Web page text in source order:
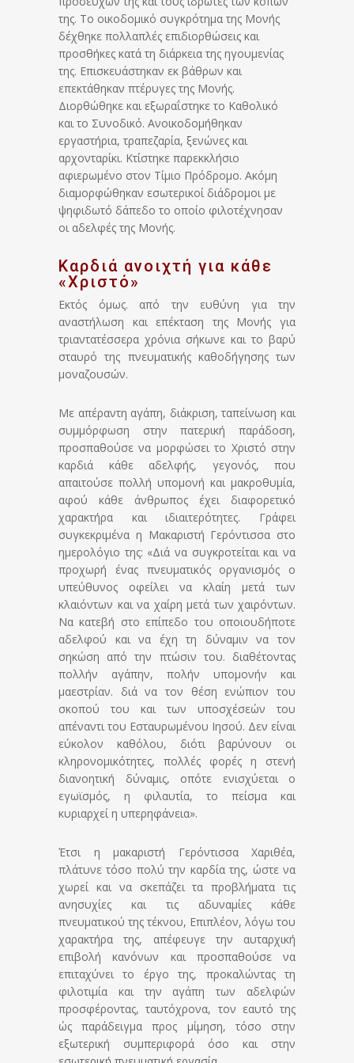
της. Το οικοδομικό συγκρότημα της Μονής
δέχθηκε πολλαπλές επιδιορθώσεις και
προσθήκες κατά τη διάρκεια της ηγουμενίας
της. Επισκευάστηκαν εκ βάθρων και
επεκτάθηκαν πτέρυγες της Μονής.
Διορθώθηκε και εξωραΐστηκε το Καθολικό
και το Συνοδικό. Ανοικοδομήθηκαν
εργαστήρια, τραπεζαρία, ξενώνες και
αρχονταρίκι. Κτίστηκε παρεκκλήσιο
αφιερωμένο στον Τίμιο Πρόδρομο. Ακόμη
διαμορφώθηκαν εσωτερικοί διάδρομοι με
ψηφιδωτό δάπεδο το οποίο φιλοτέχνησαν
οι αδελφές της Μονής.
Καρδιά ανοιχτή για κάθε
«Χριστό»
Εκτός όμως. από την ευθύνη για την
αναστήλωση και επέκταση της Μονής για
τριαντατέσσερα χρόνια σήκωνε και το βαρύ
σταυρό της πνευματικής καθοδήγησης των
μοναζουσών.
Με απέραντη αγάπη, διάκριση, ταπείνωση και
συμμόρφωση στην πατερική παράδοση,
προσπαθούσε να μορφώσει το Χριστό στην
καρδιά κάθε αδελφής, γεγονός, που
απαιτούσε πολλή υπομονή και μακροθυμία,
αφού κάθε άνθρωπος έχει διαφορετικό
χαρακτήρα και ιδιαιτερότητες. Γράφει
συγκεκριμένα η Μακαριστή Γερόντισσα στο
ημερολόγιο της: «Διά να συγκροτείται και να
προχωρή ένας πνευματικός οργανισμός ο
υπεύθυνος οφείλει να κλαίη μετά των
κλαιόντων και να χαίρη μετά των χαιρόντων.
Να κατεβή στο επίπεδο του οποιουδήποτε
αδελφού και να έχη τη δύναμιν να τον
σηκώση από την πτώσιν του. διαθέτοντας
πολλήν αγάπην, πολήν υπομονήν και
μαεστρίαν. διά να τον θέση ενώπιον του
σκοπού του και των υποσχέσεών του
απέναντι του Εσταυρωμένου Ιησού. Δεν είναι
εύκολον καθόλου, διότι βαρύνουν οι
κληρονομικότητες, πολλές φορές η στενή
διανοητική δύναμις, οπότε ενισχύεται ο
εγωϊσμός, η φιλαυτία, το πείσμα και
κυριαρχεί η υπερηφάνεια».
Έτσι η μακαριστή Γερόντισσα Χαριθέα,
πλάτυνε τόσο πολύ την καρδία της, ώστε να
χωρεί και να σκεπάζει τα προβλήματα τις
ανησυχίες και τις αδυναμίες κάθε
πνευματικού της τέκνου, Επιπλέον, λόγω του
χαρακτήρα της, απέφευγε την αυταρχική
επιβολή κανόνων και προσπαθούσε να
επιταχύνει το έργο της, προκαλώντας τη
φιλοτιμία και την αγάπη των αδελφών
προσφέροντας, ταυτόχρονα, τον εαυτό της
ώς παράδειγμα προς μίμηση, τόσο στην
εξωτερική συμπεριφορά όσο και στην